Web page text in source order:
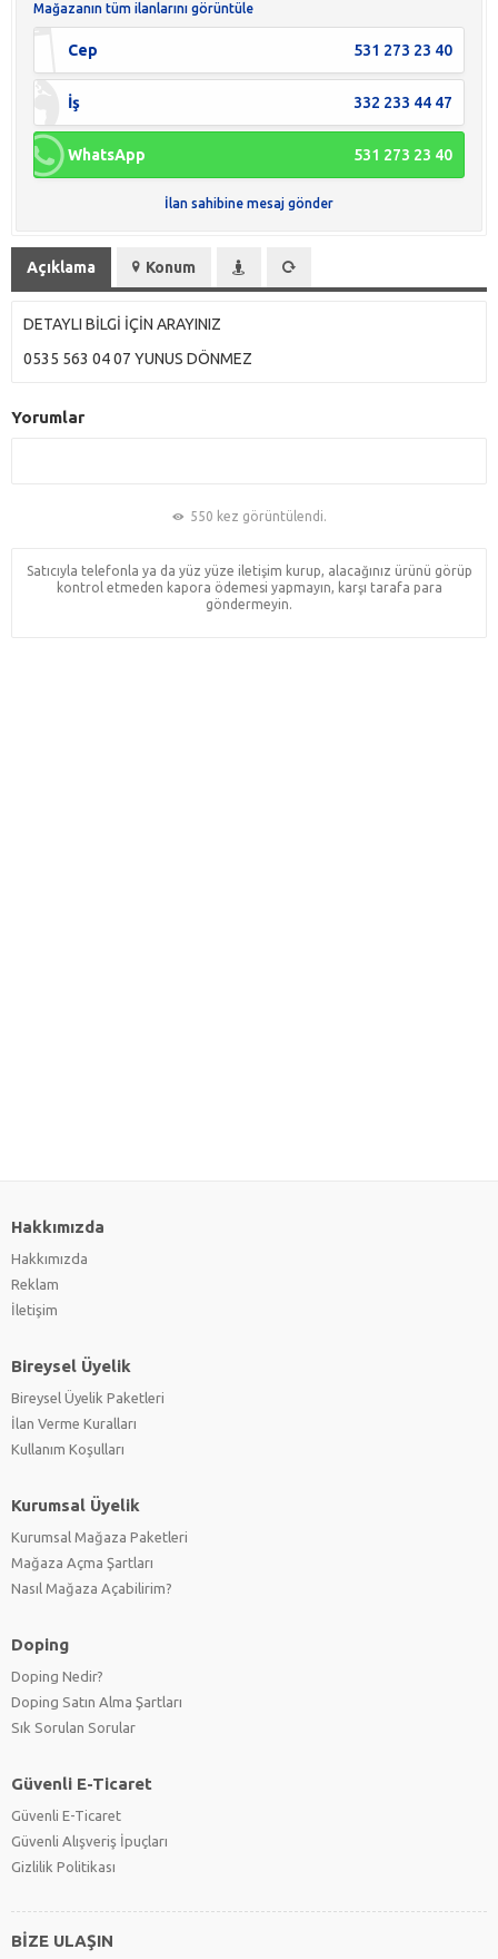
Mağazanın tüm ilanlarını görüntüle
Cep 531 273 23 40
İş 332 233 44 47
WhatsApp 531 273 23 40
İlan sahibine mesaj gönder
Açıklama Konum
DETAYLI BİLGİ İÇİN ARAYINIZ
0535 563 04 07 YUNUS DÖNMEZ
Yorumlar
550 kez görüntülendi.
Satıcıyla telefonla ya da yüz yüze iletişim kurup, alacağınız ürünü görüp
kontrol etmeden kapora ödemesi yapmayın, karşı tarafa para
göndermeyin.
Hakkımızda
Hakkımızda
Reklam
İletişim
Bireysel Üyelik
Bireysel Üyelik Paketleri
İlan Verme Kuralları
Kullanım Koşulları
Kurumsal Üyelik
Kurumsal Mağaza Paketleri
Mağaza Açma Şartları
Nasıl Mağaza Açabilirim?
Doping
Doping Nedir?
Doping Satın Alma Şartları
Sık Sorulan Sorular
Güvenli E-Ticaret
Güvenli E-Ticaret
Güvenli Alışveriş İpuçları
Gizlilik Politikası
BİZE ULAŞIN